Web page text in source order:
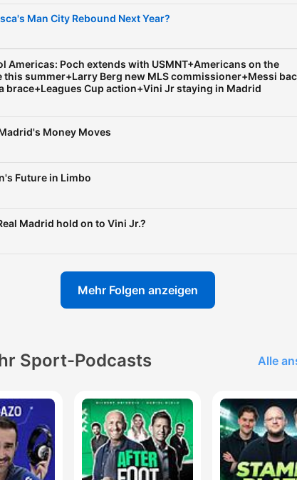
Man City Rebound Next Year?
Americas: Poch extends with USMNT+Americans on the
this summer+Larry Berg new MLS commissioner+Messi
brace+Leagues Cup action+Vini Jr staying in Madrid
Money Moves
Future in Limbo
Madrid hold on to Vini Jr.?
Mehr Folgen anzeigen
Sport-Podcasts Alle